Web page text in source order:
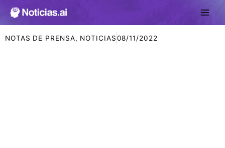
NOTAS DE PRENSA, NOTICIAS08/11/2022